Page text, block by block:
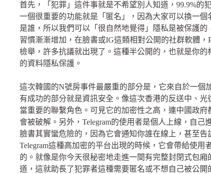
首先，「犯罪」這件事就是不希望別人知道， 99.9%的
一個很重要的功能就是「匿名」，因為大家可以換一
是誰，所以我們可以「很自然地覺得」隱私是被保護
習慣漸漸增加，在臉書或IG這類相對公開的社群軟體，
檢舉，許多抗議就出現了。這種半公開的，也就是你
的資料隱私保護。
這次韓國的N號房事件最嚴重的部分是，它來自於一個
有成功的部分就是資訊安全。像這次香港的反送中、光
當重要的聯繫角色。可見它的加密性之高，連中國政府
會被破解。另外， Telegram的使用者是個人上線，自己
臉書其實蠻危險的，因為它會通知你誰在線上，甚至
Telegram這種高加密的平台出現的時候，它會帶給使用
的。就像是你今天很秘密地走進一間有完整封閉式包廂
道，這就助長了犯罪者這種需要匿名或不想自己被公開